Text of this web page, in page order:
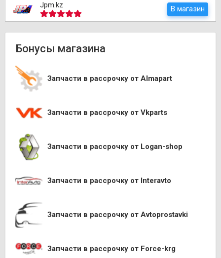
Jpm.kz В магазин
Бонусы магазина
Запчасти в рассрочку от Almapart
Запчасти в рассрочку от Vkparts
Запчасти в рассрочку от Logan-shop
Запчасти в рассрочку от Interavto
Запчасти в рассрочку от Avtoprostavki
Запчасти в рассрочку от Force-krg